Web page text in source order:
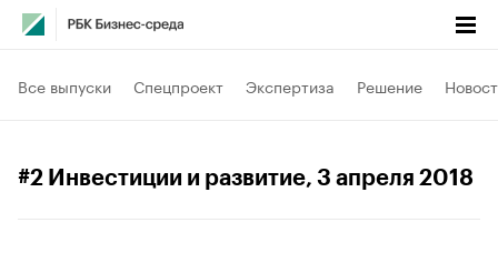
Все выпуски Спецпроект Экспертиза Решение
#2 Инвестиции и развитие, 3 апреля 2018